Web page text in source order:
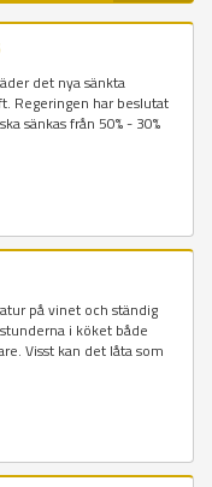
det nya sänkta
Regeringen har beslutat
sänkas från 50% - 30%
på vinet och ständig
i köket både
Visst kan det låta som